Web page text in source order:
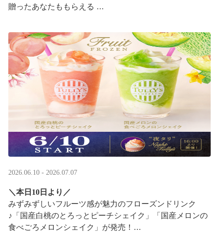
贈ったあなたももらえる ​
LINEギフト限定！タリーズデジタルギフト2,000円分を贈
ると、自分も500円分のデジタルギフトがもらえるキャン
ペーンがスタ ···
2026.06.10 - 2026.07.07
＼本日10日より／
みずみずしいフルーツ感が魅力のフローズンドリンク
♪「国産白桃のとろっとピーチシェイク」「国産メロンの
食べごろメロンシェイク」が発売！